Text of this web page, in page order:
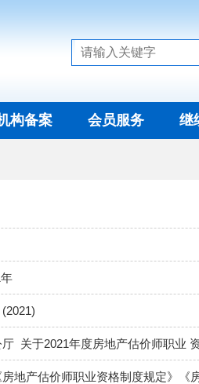
构备案 会员服务 继
关于2021年度房地产估价师职业
地产估价师职业资格制度规定》《